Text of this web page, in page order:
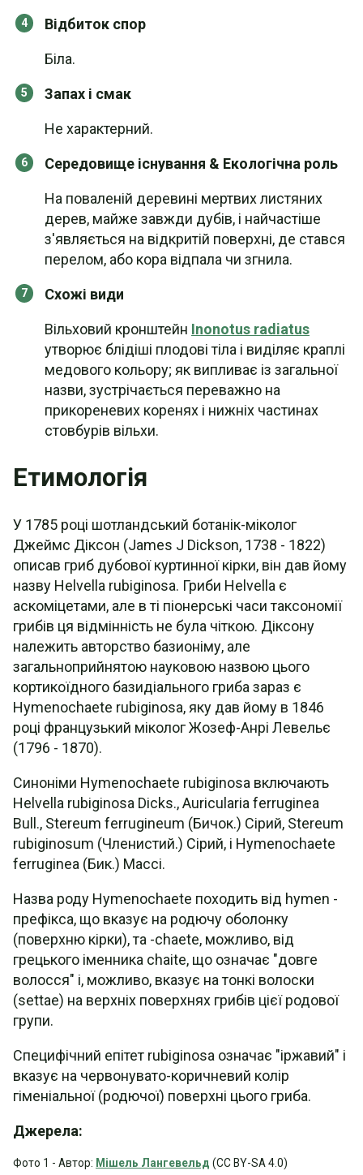
Відбиток спор
Біла.
Запах і смак
Не характерний.
Середовище існування & Екологічна роль
На поваленій деревині мертвих листяних
дерев, майже завжди дубів, і найчастіше
з'являється на відкритій поверхні, де стався
перелом, або кора відпала чи згнила.
Схожі види
Вільховий кронштейн Inonotus radiatus
утворює блідіші плодові тіла і виділяє краплі
медового кольору; як випливає із загальної
назви, зустрічається переважно на
прикореневих коренях і нижніх частинах
стовбурів вільхи.
Етимологія
У 1785 році шотландський ботанік-міколог
Джеймс Діксон (James J Dickson, 1738 - 1822)
описав гриб дубової куртинної кірки, він дав йому
назву Helvella rubiginosa. Гриби Helvella є
аскоміцетами, але в ті піонерські часи таксономії
грибів ця відмінність не була чіткою. Діксону
належить авторство базионіму, але
загальноприйнятою науковою назвою цього
кортикоїдного базидіального гриба зараз є
Hymenochaete rubiginosa, яку дав йому в 1846
році французький міколог Жозеф-Анрі Левельє
(1796 - 1870).
Синоніми Hymenochaete rubiginosa включають
Helvella rubiginosa Dicks., Auricularia ferruginea
Bull., Stereum ferrugineum (Бичок.) Сірий, Stereum
rubiginosum (Членистий.) Сірий, і Hymenochaete
ferruginea (Бик.) Массі.
Назва роду Hymenochaete походить від hymen -
префікса, що вказує на родючу оболонку
(поверхню кірки), та -chaete, можливо, від
грецького іменника chaite, що означає "довге
волосся" і, можливо, вказує на тонкі волоски
(settae) на верхніх поверхнях грибів цієї родової
групи.
Специфічний епітет rubiginosa означає "іржавий" і
вказує на червонувато-коричневий колір
гіменіальної (родючої) поверхні цього гриба.
Джерела:
Фото 1 - Автор: Мішель Лангевельд (CC BY-SA 4.0)